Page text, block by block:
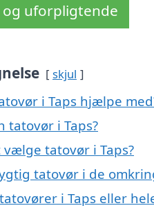
uforpligtende
skjul
i Taps hjælpe
tatovør i Taps?
tatovør i Taps?
tatovør i de
i Taps eller